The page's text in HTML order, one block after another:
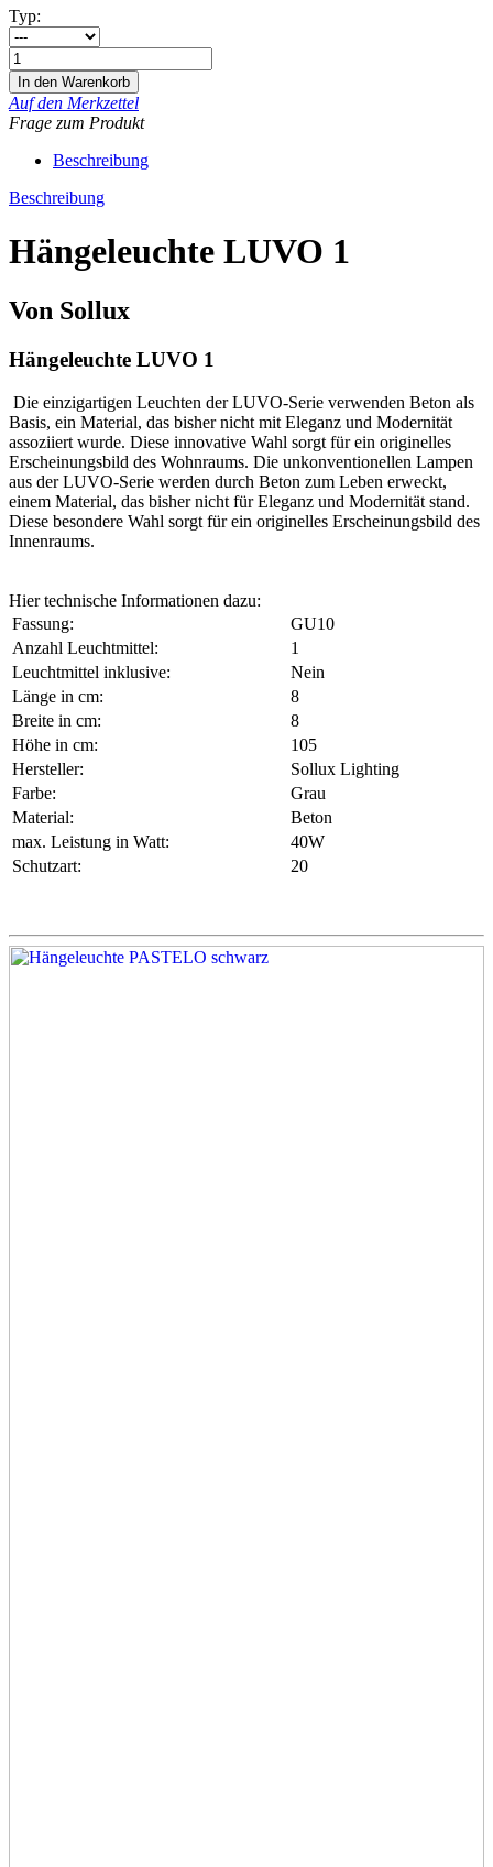
Typ:
Auf den Merkzettel
Frage zum Produkt
Beschreibung
Beschreibung
Hängeleuchte LUVO 1
Von Sollux
Hängeleuchte LUVO 1
Die einzigartigen Leuchten der LUVO-Serie verwenden Beton als
Basis, ein Material, das bisher nicht mit Eleganz und Modernität
assoziiert wurde. Diese innovative Wahl sorgt für ein originelles
Erscheinungsbild des Wohnraums. Die unkonventionellen Lampen
aus der LUVO-Serie werden durch Beton zum Leben erweckt,
einem Material, das bisher nicht für Eleganz und Modernität stand.
Diese besondere Wahl sorgt für ein originelles Erscheinungsbild des
Innenraums.
Hier technische Informationen dazu:
Fassung:
GU10
Anzahl Leuchtmittel:
1
Leuchtmittel inklusive:
Nein
Länge in cm:
8
Breite in cm:
8
Höhe in cm:
105
Hersteller:
Sollux Lighting
Farbe:
Grau
Material:
Beton
max. Leistung in Watt:
40W
Schutzart:
20